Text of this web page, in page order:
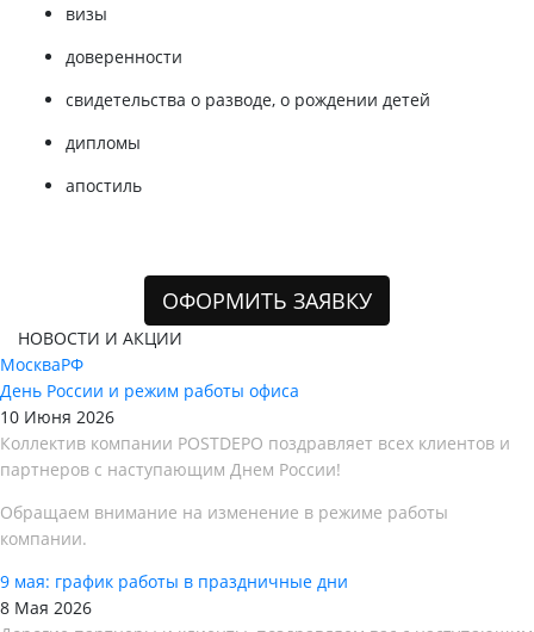
визы
доверенности
свидетельства о разводе, о рождении детей
дипломы
апостиль
ОФОРМИТЬ ЗАЯВКУ
НОВОСТИ И АКЦИИ
МоскваРФ
День России и режим работы офиса
10 Июня 2026
Коллектив компании POSTDEPO поздравляет всех клиентов и
партнеров с наступающим Днем России!
Обращаем внимание на изменение в режиме работы
компании.
9 мая: график работы в праздничные дни
8 Мая 2026